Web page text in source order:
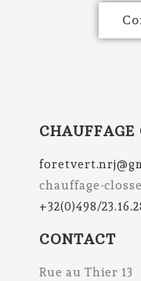
CHAUFFAGE
chauffage-
+32(0)498/
CONTACT
Rue au Thier 13